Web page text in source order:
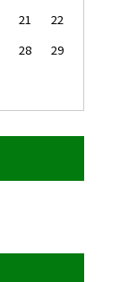
21
22
28
29